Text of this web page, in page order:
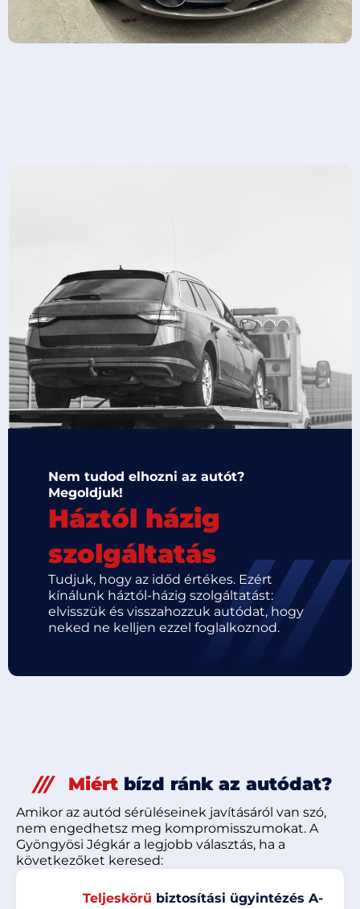
Nem tudod elhozni az autót?
Megoldjuk!
Háztól házig
szolgáltatás
Tudjuk, hogy az időd értékes. Ezért
kínálunk háztól-házig szolgáltatást:
elvisszük és visszahozzuk autódat, hogy
neked ne kelljen ezzel foglalkoznod.
Miért bízd ránk az autódat?
Amikor az autód sérüléseinek javításáról van szó,
nem engedhetsz meg kompromisszumokat. A
Gyöngyösi Jégkár a legjobb választás, ha a
következőket keresed:
Teljeskörű biztosítási ügyintézés A-